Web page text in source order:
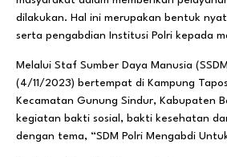
dilakukan. Hal ini merupakan bentuk
serta pengabdian Institusi Polri kepada
Melalui Staf Sumber Daya Manusia
(4/11/2023) bertempat di Kampung
Kecamatan Gunung Sindur, Kabupaten
kegiatan bakti sosial, bakti kesehatan
dengan tema, “SDM Polri Mengabdi